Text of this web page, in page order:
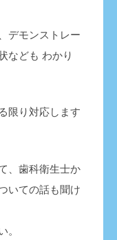
デモンストレー
なども わかり
限り対応します
、歯科衛生士か
いての話も聞け
。